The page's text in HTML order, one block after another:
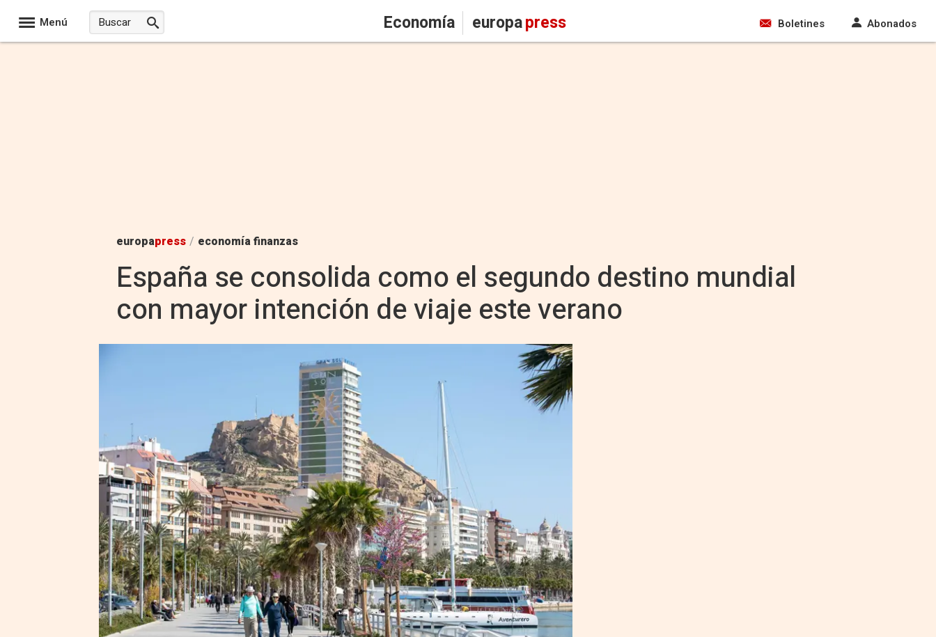
Menú Economía europapress Boletines Abonados
europapress / economía finanzas
España se consolida como el segundo destino mundial
con mayor intención de viaje este verano